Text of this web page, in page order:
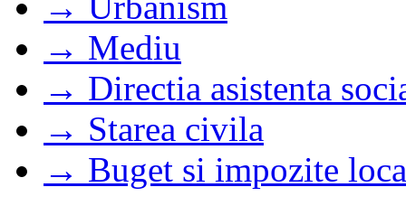
→ Mediu
→ Directia asistenta
→ Starea civila
→ Buget si impozite